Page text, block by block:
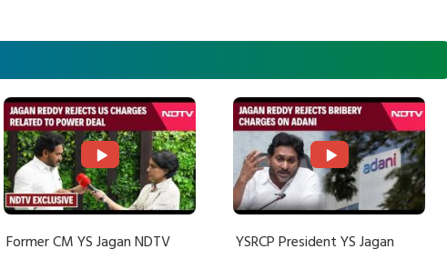
Former CM YS Jagan NDTV
YSRCP President YS Jagan